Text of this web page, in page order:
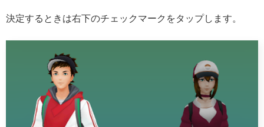
決定するときは右下のチェックマークをタップします。